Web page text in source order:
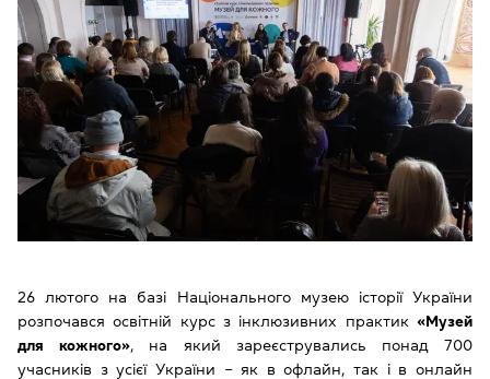
26 лютого на базі Національного музею історії України
розпочався освітній курс з інклюзивних практик «Музей
для кожного», на який зареєструвались понад 700
учасників з усієї України ‒ як в офлайн, так і в онлайн